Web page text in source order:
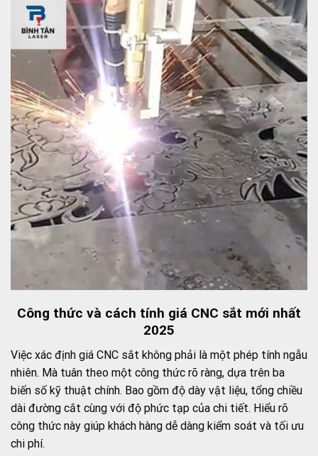
Công thức và cách tính giá CNC sắt mới nhất
2025
Việc xác định giá CNC sắt không phải là một phép tính ngẫu
nhiên. Mà tuân theo một công thức rõ ràng, dựa trên ba
biến số kỹ thuật chính. Bao gồm độ dày vật liệu, tổng chiều
dài đường cắt cùng với độ phức tạp của chi tiết. Hiểu rõ
công thức này giúp khách hàng dễ dàng kiểm soát và tối ưu
chi phí.